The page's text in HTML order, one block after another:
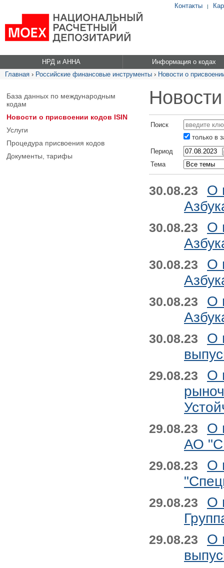
Контакты |
НРД и АННА
Информация о кодах
Главная › Российские финансовые инструменты › Новости о
База данных по международным
кодам
Новости о присвоении кодов ISIN
Услуги
Процедура присвоения кодов
Документы, тарифы
Поиск
только в
Период
Тема
30.08.23
О
30.08.23
О
30.08.23
О
30.08.23
О
30.08.23
О
29.08.23
О
29.08.23
О
АО
29.08.23
О
29.08.23
О
29.08.23
О